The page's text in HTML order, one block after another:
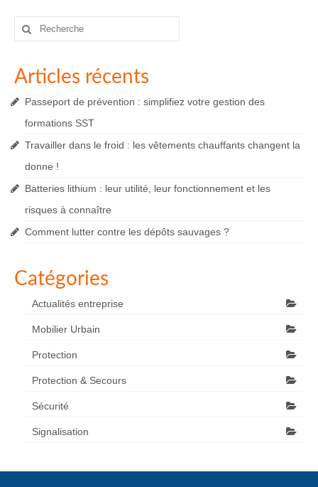
Rechercher
Articles récents
Passeport de prévention : simplifiez votre gestion des
formations SST
Travailler dans le froid : les vêtements chauffants changent la
donne !
Batteries lithium : leur utilité, leur fonctionnement et les
risques à connaître
Comment lutter contre les dépôts sauvages ?
Catégories
Actualités entreprise
Mobilier Urbain
Protection
Protection & Secours
Sécurité
Signalisation